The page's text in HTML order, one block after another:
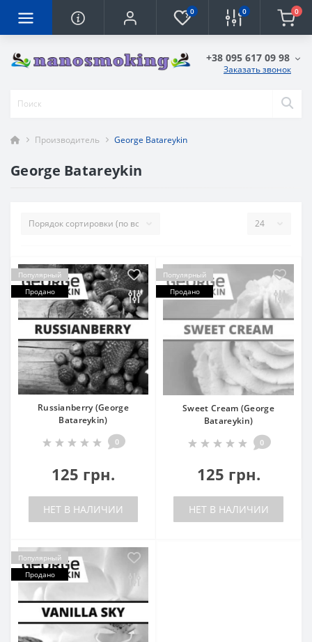
0 0 0
+38 095 617 09 98
Заказать звонок
Производитель George Batareykin
George Batareykin
Популярный
Продано
Russianberry (George
Batareykin)
0
125 грн.
НЕТ В НАЛИЧИИ
Популярный
Продано
Sweet Cream (George
Batareykin)
0
125 грн.
НЕТ В НАЛИЧИИ
Популярный
Продано